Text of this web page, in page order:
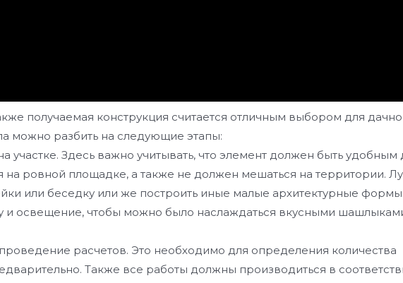
получаемая конструкция считается отличным выбором для
можно разбить на следующие этапы:
участке. Здесь важно учитывать, что элемент должен быть удобным
на ровной площадке, а также не должен мешаться на территории.
или беседку или же построить иные малые архитектурные формы.
и освещение, чтобы можно было наслаждаться вкусными
расчетов. Это необходимо для определения количества
Также все работы должны производиться в